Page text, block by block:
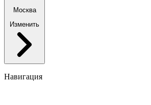
Москва
Изменить
Навигация